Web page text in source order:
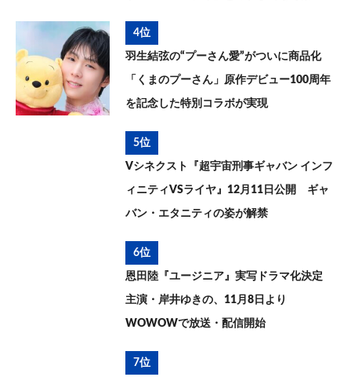
4位
羽生結弦の“プーさん愛”がついに商品化
「くまのプーさん」原作デビュー100周年
を記念した特別コラボが実現
5位
Vシネクスト『超宇宙刑事ギャバン インフ
ィニティVSライヤ』12月11日公開 ギャ
バン・エタニティの姿が解禁
6位
恩田陸『ユージニア』実写ドラマ化決定
主演・岸井ゆきの、11月8日より
WOWOWで放送・配信開始
7位